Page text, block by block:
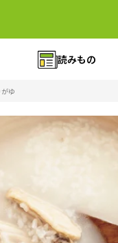
読みもの
ゆ